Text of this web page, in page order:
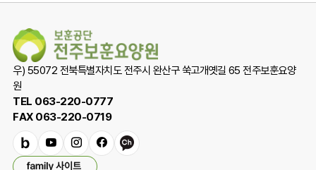
우) 55072 전북특별자치도 전주시 완산구 쑥고개옛길 65 전주보훈요양
원
TEL 063-220-0777
FAX 063-220-0719
밴
드
유
튜
인
스
페
카
패